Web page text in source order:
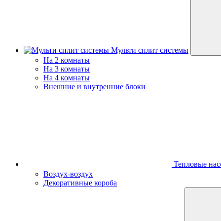
Мульти сплит системы
На 2 комнаты
На 3 комнаты
На 4 комнаты
Внешние и внутренние блоки
Тепловые
Воздух-воздух
Декоративные короба